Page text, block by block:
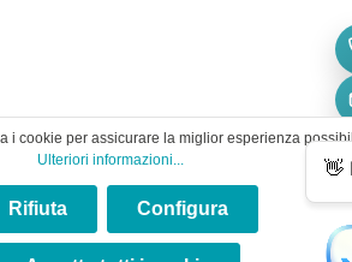
i cookie per assicurare la miglior esperienza
Ulteriori informazioni...
Rifiuta Configura